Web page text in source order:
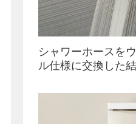
シャワーホースを
ル仕様に交換した